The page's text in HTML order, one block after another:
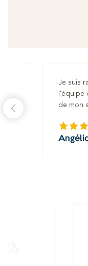
Je suis
l'équipe
de mon
réactive